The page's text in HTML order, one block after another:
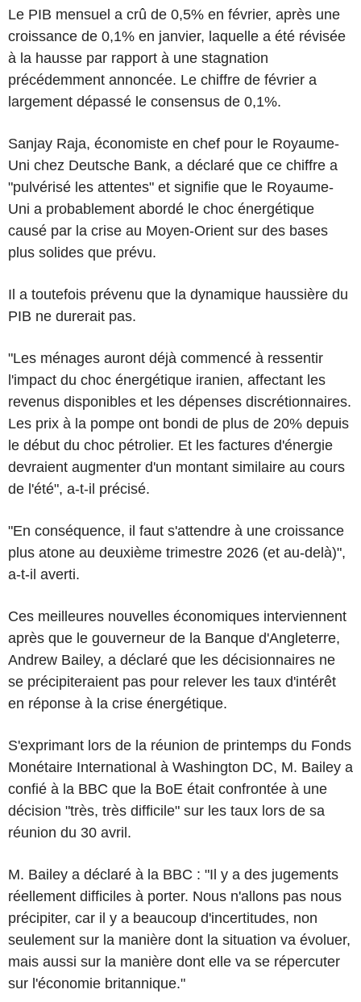
Le PIB mensuel a crû de 0,5% en février, après une
croissance de 0,1% en janvier, laquelle a été révisée
à la hausse par rapport à une stagnation
précédemment annoncée. Le chiffre de février a
largement dépassé le consensus de 0,1%.
Sanjay Raja, économiste en chef pour le Royaume-
Uni chez Deutsche Bank, a déclaré que ce chiffre a
"pulvérisé les attentes" et signifie que le Royaume-
Uni a probablement abordé le choc énergétique
causé par la crise au Moyen-Orient sur des bases
plus solides que prévu.
Il a toutefois prévenu que la dynamique haussière du
PIB ne durerait pas.
"Les ménages auront déjà commencé à ressentir
l'impact du choc énergétique iranien, affectant les
revenus disponibles et les dépenses discrétionnaires.
Les prix à la pompe ont bondi de plus de 20% depuis
le début du choc pétrolier. Et les factures d'énergie
devraient augmenter d'un montant similaire au cours
de l'été", a-t-il précisé.
"En conséquence, il faut s'attendre à une croissance
plus atone au deuxième trimestre 2026 (et au-delà)",
a-t-il averti.
Ces meilleures nouvelles économiques interviennent
après que le gouverneur de la Banque d'Angleterre,
Andrew Bailey, a déclaré que les décisionnaires ne
se précipiteraient pas pour relever les taux d'intérêt
en réponse à la crise énergétique.
S'exprimant lors de la réunion de printemps du Fonds
Monétaire International à Washington DC, M. Bailey a
confié à la BBC que la BoE était confrontée à une
décision "très, très difficile" sur les taux lors de sa
réunion du 30 avril.
M. Bailey a déclaré à la BBC : "Il y a des jugements
réellement difficiles à porter. Nous n'allons pas nous
précipiter, car il y a beaucoup d'incertitudes, non
seulement sur la manière dont la situation va évoluer,
mais aussi sur la manière dont elle va se répercuter
sur l'économie britannique."